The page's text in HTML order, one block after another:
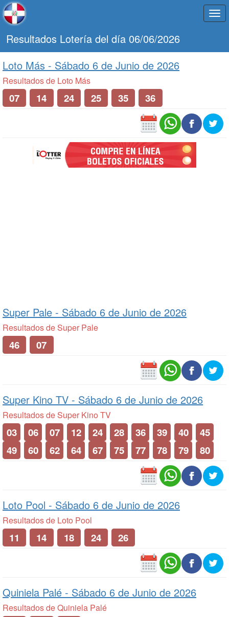
Resultados Lotería del día 06/06/2026
Loto Más - Sábado 6 de Junio de 2026
Resultados de Loto Más
07 14 24 25 35 36
Super Pale - Sábado 6 de Junio de 2026
Resultados de Super Pale
46 07
Super Kino TV - Sábado 6 de Junio de 2026
Resultados de Super Kino TV
03 06 07 12 24 28 36 39 40
45
49
60 62 64 67 75 77 78 79 80
Loto Pool - Sábado 6 de Junio de 2026
Resultados de Loto Pool
11 14 18 24 26
Quiniela Palé - Sábado 6 de Junio de 2026
Resultados de Quiniela Palé